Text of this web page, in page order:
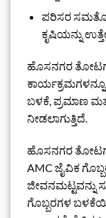
ಪರಿಸರ
ಕೃಷಿಯನ್ನು
ಹೊಸನಗರ
ಬಳಕೆ, ಪ್ರಮಾಣ
ನೀಡಲಾಗುತ್ತಿದೆ.
ಹೊಸನಗರ
AMC ಜೈವಿಕ
ಜೀವನಮಟ್ಟವನ್ನು
ಗೊಬ್ಬರಗಳ